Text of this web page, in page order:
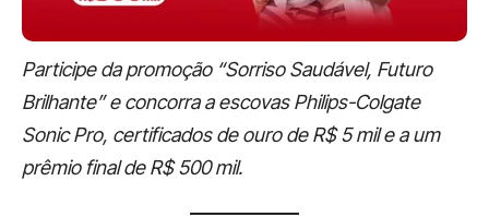
Participe da promoção “Sorriso Saudável, Futuro
Brilhante” e concorra a escovas Philips-Colgate
Sonic Pro, certificados de ouro de R$ 5 mil e a um
prêmio final de R$ 500 mil.